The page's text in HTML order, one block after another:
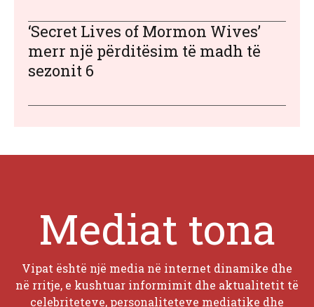
‘Secret Lives of Mormon Wives’
merr një përditësim të madh të
sezonit 6
Mediat tona
Vipat është një media në internet dinamike dhe
në rritje, e kushtuar informimit dhe aktualitetit të
celebriteteve, personaliteteve mediatike dhe